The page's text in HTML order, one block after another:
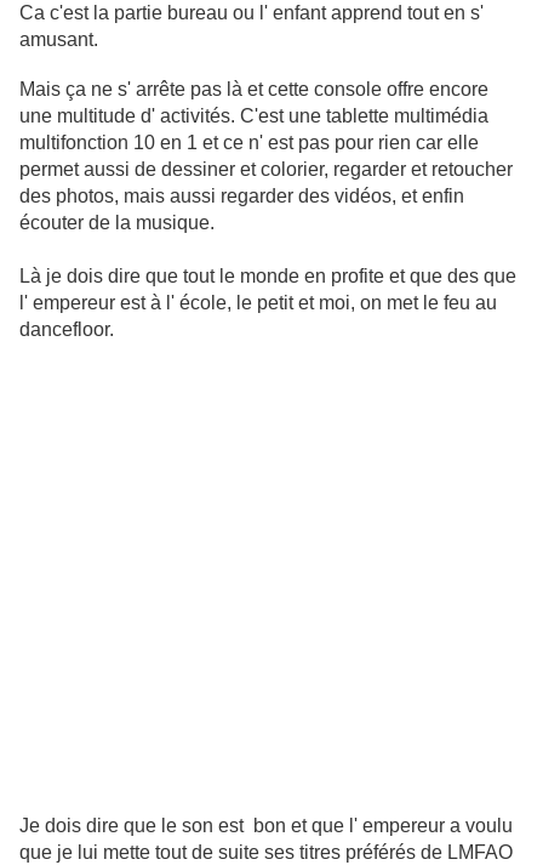
Ca c'est la partie bureau ou l' enfant apprend tout en s'
amusant.
Mais ça ne s' arrête pas là et cette console offre encore
une multitude d' activités. C'est une tablette multimédia
multifonction 10 en 1 et ce n' est pas pour rien car elle
permet aussi de dessiner et colorier, regarder et retoucher
des photos, mais aussi regarder des vidéos, et enfin
écouter de la musique.
Là je dois dire que tout le monde en profite et que des que
l' empereur est à l' école, le petit et moi, on met le feu au
dancefloor.
Je dois dire que le son est bon et que l' empereur a voulu
que je lui mette tout de suite ses titres préférés de LMFAO